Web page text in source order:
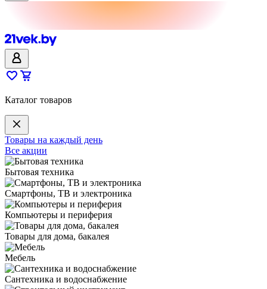
Каталог товаров
Товары на каждый день
Все акции
Бытовая техника
Смартфоны, ТВ и электроника
Компьютеры и периферия
Товары для дома, бакалея
Мебель
Сантехника и водоснабжение